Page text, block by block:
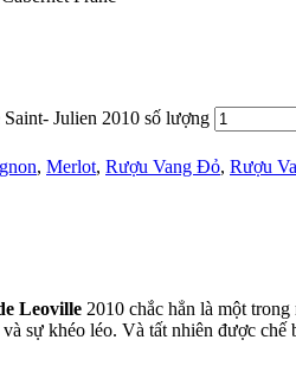
Julien 2010 số lượng
, Merlot, Rượu Vang Đỏ, Rượu
Leoville 2010 chắc hẳn là một
sự khéo léo. Và tất nhiên được